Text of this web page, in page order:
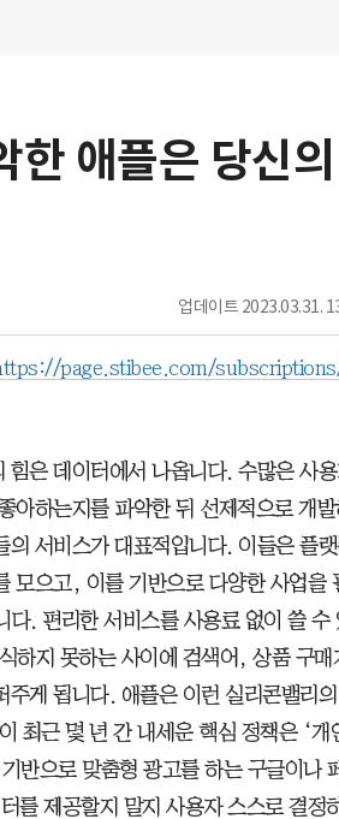
한 애플은 당신
업데이트 2023.03.31.
page.stibee.com/
은 데이터에서 나옵니다. 수많은 사
아하는지를 파악한 뒤 선제적으로 개
서비스가 대표적입니다. 이들은 플
모으고, 이를 기반으로 다양한 사업을
. 편리한 서비스를 사용료 없이 쓸 수
하지 못하는 사이에 검색어, 상품 구매
게 됩니다. 애플은 이런 실리콘밸리
최근 몇 년 간 내세운 핵심 정책은 ‘개
반으로 맞춤형 광고를 하는 구글이나
를 제공할지 말지 사용자 스스로 결정